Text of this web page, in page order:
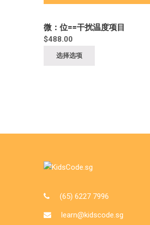
微：位==干扰温度项目
$488.00
选择选项
(65) 6227 7996
learn@kidscode.sg